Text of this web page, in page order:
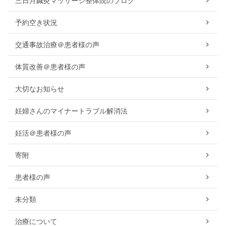
予約空き状況
交通事故治療＠患者様の声
体質改善＠患者様の声
大切なお知らせ
妊婦さんのマイナートラブル解消法
妊活＠患者様の声
寄附
患者様の声
未分類
治療について